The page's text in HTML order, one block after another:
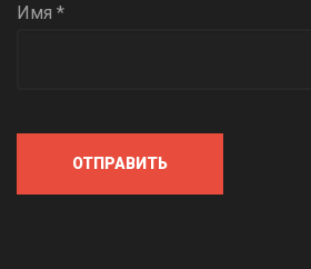
Имя *
ОТПРАВИТЬ